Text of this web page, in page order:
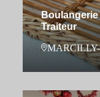
Traiteur